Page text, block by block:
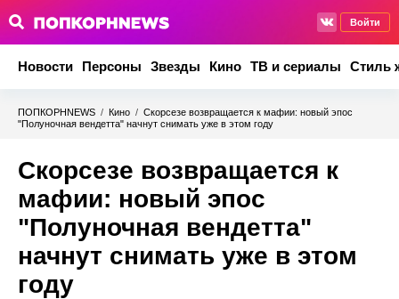
Войти
Новости Персоны Звезды Кино ТВ и сериалы Стиль
ПОПКОРНNEWS / Кино / Скорсезе возвращается к мафии: новый эпос
"Полуночная вендетта" начнут снимать уже в этом году
Скорсезе возвращается к
мафии: новый эпос
"Полуночная вендетта"
начнут снимать уже в этом
году